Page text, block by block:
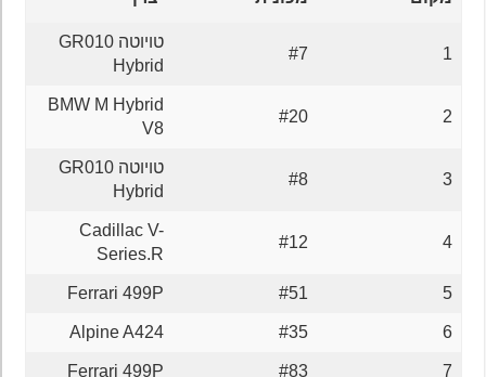
#7
טויוטה GR010
Hybrid
#20
BMW M Hybrid
V8
#8
טויוטה GR010
Hybrid
#12
Cadillac V-
Series.R
#51
Ferrari 499P
#35
Alpine A424
#83
Ferrari 499P